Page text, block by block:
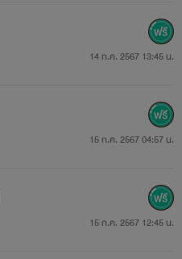
14 ก.ค. 2567 13:45 น.
15 ก.ค. 2567 04:57 น.
15 ก.ค. 2567 12:45 น.